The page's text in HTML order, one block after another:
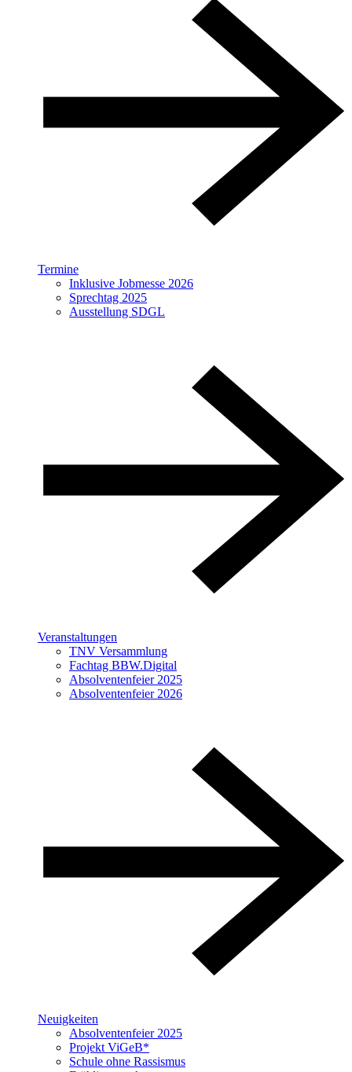
Termine
Inklusive Jobmesse 2026
Sprechtag 2025
Ausstellung SDGL
Veranstaltungen
TNV Versammlung
Fachtag BBW.Digital
Absolventenfeier 2025
Absolventenfeier 2026
Neuigkeiten
Absolventenfeier 2025
Projekt ViGeB*
Schule ohne Rassismus